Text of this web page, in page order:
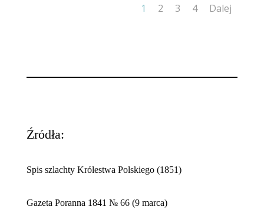
1 2 3 4 Dalej
Źródła:
Spis szlachty Królestwa Polskiego (1851)
Gazeta Poranna 1841 № 66 (9 marca)